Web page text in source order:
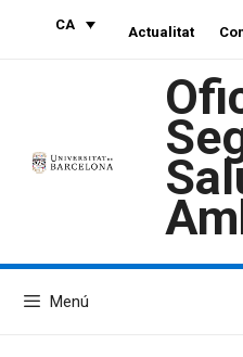
CA Actualitat
Menú